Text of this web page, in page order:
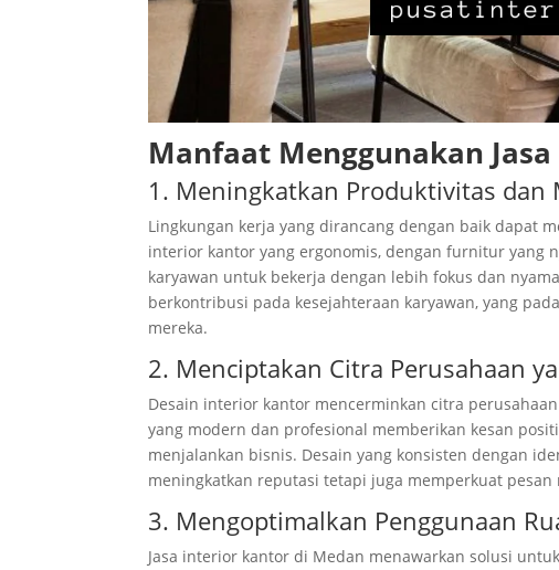
Manfaat Menggunakan
1. Meningkatkan Produktivitas dan
Lingkungan kerja yang dirancang dengan baik dapat
interior kantor yang ergonomis, dengan furnitur yang
karyawan untuk bekerja dengan lebih fokus dan
berkontribusi pada kesejahteraan karyawan, yang
mereka.
2. Menciptakan Citra Perusahaan
Desain interior kantor mencerminkan citra
yang modern dan profesional memberikan kesan
menjalankan bisnis. Desain yang konsisten dengan
meningkatkan reputasi tetapi juga memperkuat pesan
3. Mengoptimalkan Penggunaan
Jasa interior kantor di Medan menawarkan solusi